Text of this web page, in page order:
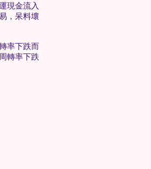
現金流入
，呆料壞
率下跌而
轉率下跌